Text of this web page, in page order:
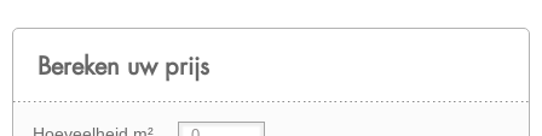
Bereken uw prijs